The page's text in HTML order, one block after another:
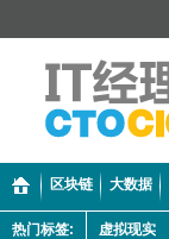
区块链 大数据
热门标签: 虚拟现实